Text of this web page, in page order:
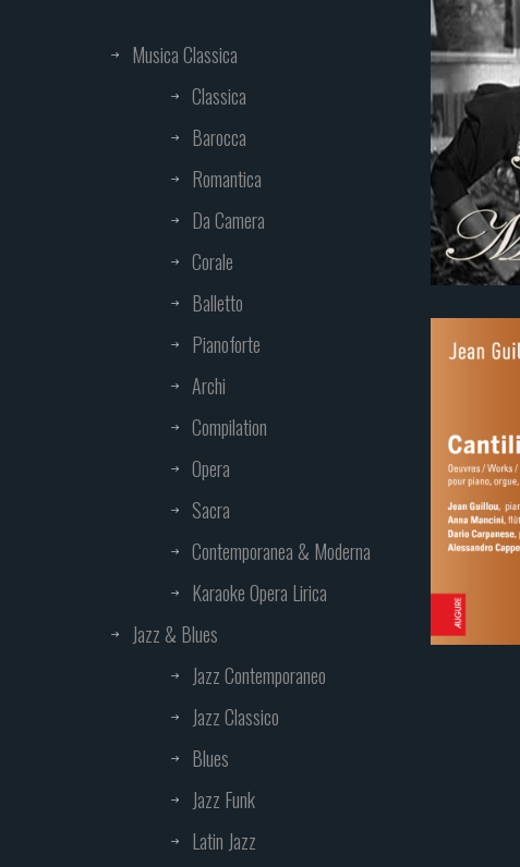
Musica Classica
Classica
Barocca
Romantica
Da Camera
Corale
Balletto
Pianoforte
Archi
Compilation
Opera
Sacra
Contemporanea & Moderna
Karaoke Opera Lirica
Jazz & Blues
Jazz Contemporaneo
Jazz Classico
Blues
Jazz Funk
Latin Jazz